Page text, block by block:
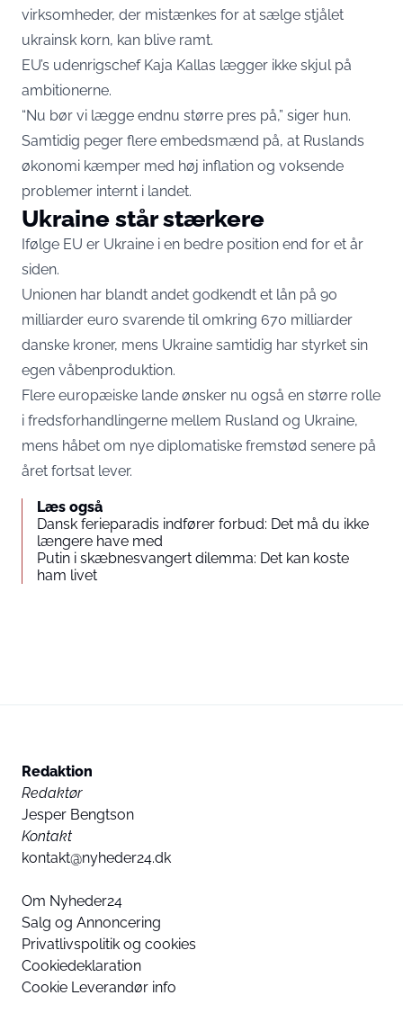
virksomheder, der mistænkes for at sælge stjålet
ukrainsk korn, kan blive ramt.
EU’s udenrigschef Kaja Kallas lægger ikke skjul på
ambitionerne.
“Nu bør vi lægge endnu større pres på,” siger hun.
Samtidig peger flere embedsmænd på, at Ruslands
økonomi kæmper med høj inflation og voksende
problemer internt i landet.
Ukraine står stærkere
Ifølge EU er Ukraine i en bedre position end for et år
siden.
Unionen har blandt andet godkendt et lån på 90
milliarder euro svarende til omkring 670 milliarder
danske kroner, mens Ukraine samtidig har styrket sin
egen våbenproduktion.
Flere europæiske lande ønsker nu også en større rolle
i fredsforhandlingerne mellem Rusland og Ukraine,
mens håbet om nye diplomatiske fremstød senere på
året fortsat lever.
Læs også
Dansk ferieparadis indfører forbud: Det må du ikke
længere have med
Putin i skæbnesvangert dilemma: Det kan koste
ham livet
Redaktion
Redaktør
Jesper Bengtson
Kontakt
kontakt@nyheder24.dk
Om Nyheder24
Salg og Annoncering
Privatlivspolitik og cookies
Cookiedeklaration
Cookie Leverandør info